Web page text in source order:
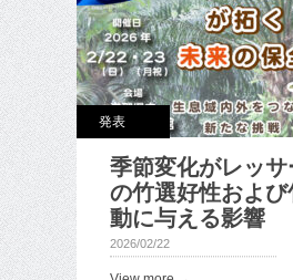
発表
季節変化がレッ
の竹選好性およ
動に与える影響
2026/02/22